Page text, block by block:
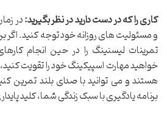
کاری را که در دست دارید در نظر بگیرید:در
و مسئولیت های روزانه خود توجه کنید. اگر
تمرینات لیسنینگ را در حین انجام
خواهید مهارت اسپیکینگ خود را تقویت
هستند و می توانید با صدای بلند تمرین
برنامه یادگیری با سبک زندگی شما، کلید